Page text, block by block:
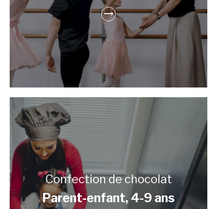
Confection de chocolat
Parent-enfant, 4-9 ans